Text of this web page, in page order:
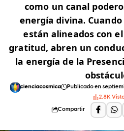
como un canal
energía divina.
están alineados con
gratitud, abren un
la energía de la
cienciacosmica Publicado en
2.8K
Compartir